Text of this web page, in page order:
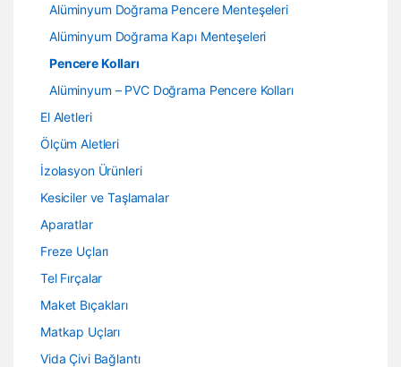
Alüminyum Doğrama Pencere Menteşeleri
Alüminyum Doğrama Kapı Menteşeleri
Pencere Kolları
Alüminyum – PVC Doğrama Pencere Kolları
El Aletleri
Ölçüm Aletleri
İzolasyon Ürünleri
Kesiciler ve Taşlamalar
Aparatlar
Freze Uçları
Tel Fırçalar
Maket Bıçakları
Matkap Uçları
Vida Çivi Bağlantı